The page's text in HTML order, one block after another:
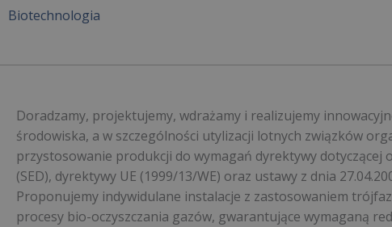
Biotechnologia
Doradzamy, projektujemy, wdrażamy i realizujemy
środowiska, a w szczególności utylizacji lotnych związków
przystosowanie produkcji do wymagań dyrektywy dotyczącej
(SED), dyrektywy UE (1999/13/WE) oraz ustawy z dnia
Proponujemy indywidulane instalacje z zastosowaniem
procesy bio-oczyszczania gazów, gwarantujące wymaganą